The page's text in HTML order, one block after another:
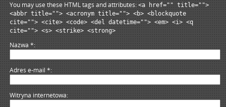
You may use these HTML tags and attributes:<a href="" title="">
<abbr title=""> <acronym title=""> <b> <blockquote
cite=""> <cite> <code> <del datetime=""> <em> <i> <q
cite=""> <s> <strike> <strong>
Nazwa*
Adres e-mail*
Witryna internetowa